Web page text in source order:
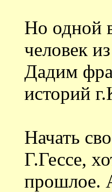
Но одной
человек
Дадим
историй
Начать
Г.Гессе,
прошлое.